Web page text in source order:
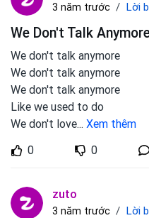
3 năm trước Lời
We Don't Talk
We don't talk anymore
We don't talk anymore
We don't talk anymore
Like we used to do
We don't love... Xem thêm
0
0
zuto
3 năm trước Lời